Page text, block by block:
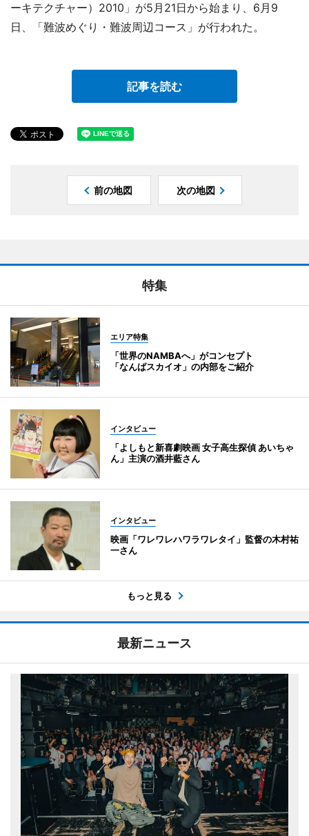
ーキテクチャー）2010」が5月21日から始まり、6月9
日、「難波めぐり・難波周辺コース」が行われた。
記事を読む
前の地図 次の地図
特集
エリア特集
「世界のNAMBAへ」がコンセプト
「なんばスカイオ」の内部をご紹介
インタビュー
「よしもと新喜劇映画 女子高生探偵 あいちゃ
ん」主演の酒井藍さん
インタビュー
映画「ワレワレハワラワレタイ」監督の木村祐
一さん
もっと見る
最新ニュース